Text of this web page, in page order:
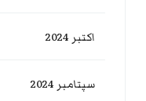
اکتبر 2024
سپتامبر 2024